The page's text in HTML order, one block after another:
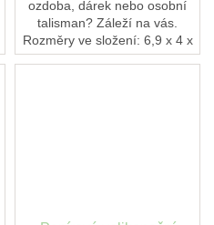
ozdoba, dárek nebo osobní
talisman? Záleží na vás.
Rozměry ve složení: 6,9 x 4 x
10,3 cm2 archy kartonu